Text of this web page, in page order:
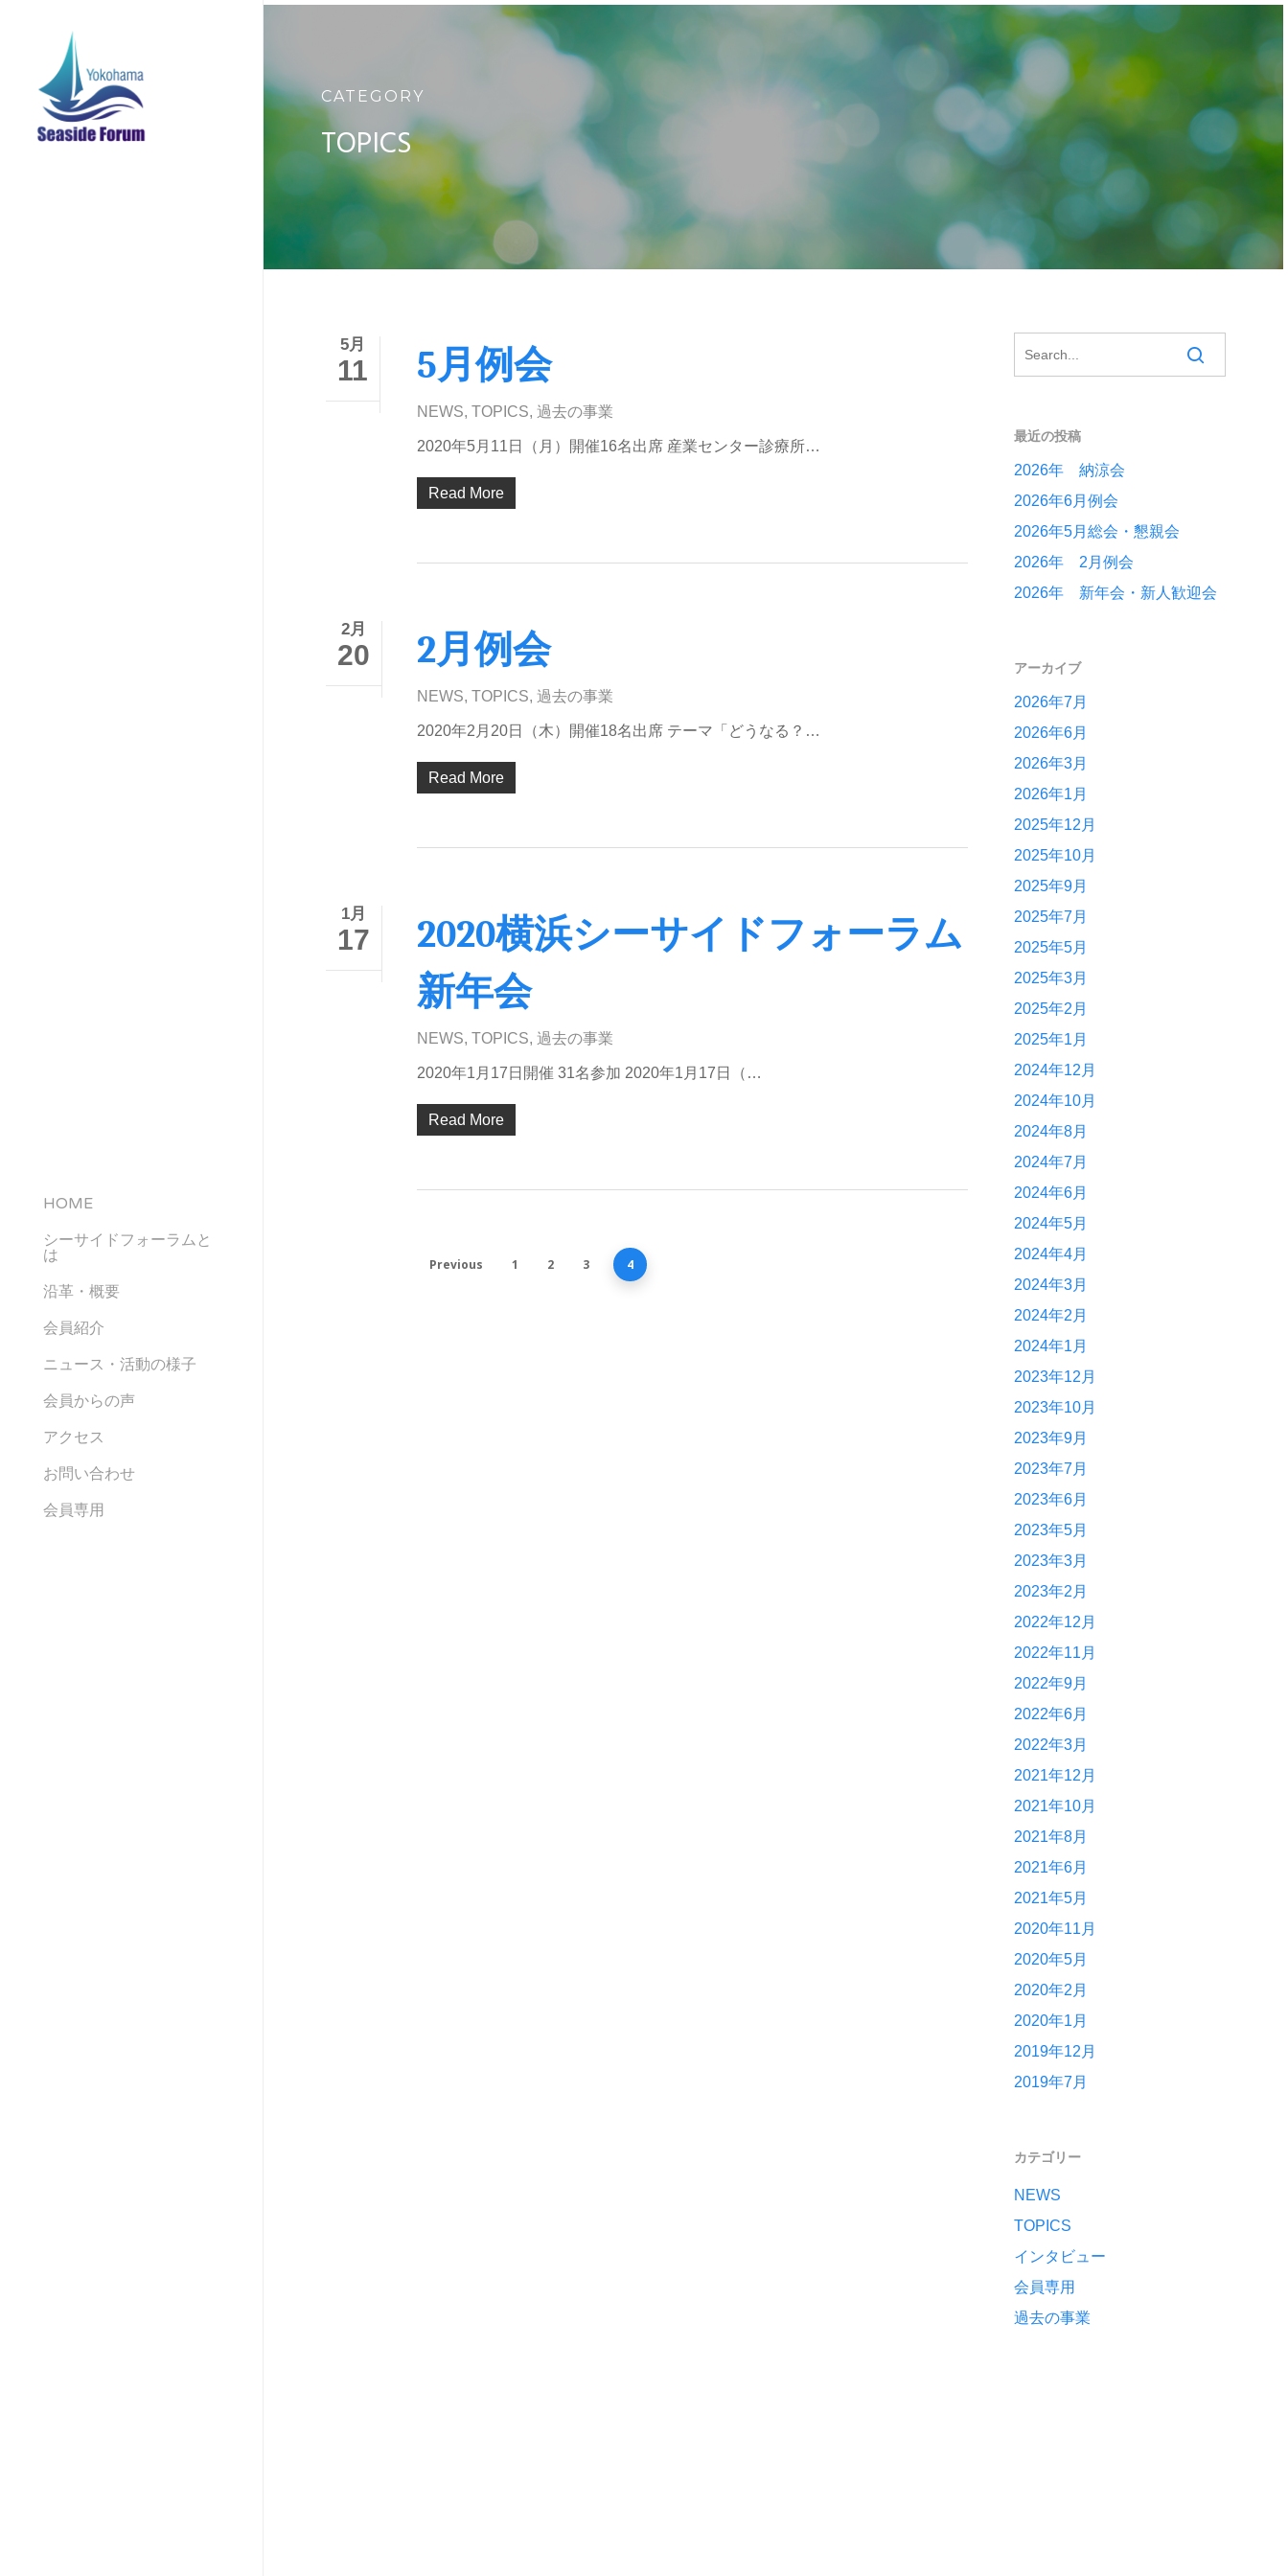
content
HOME
シーサイドフォーラムと
は
沿革・概要
会員紹介
ニュース・活動の様子
会員からの声
アクセス
お問い合わせ
会員専用
CATEGORY
TOPICS
5月
11 5月例会
NEWS, TOPICS, 過去の事業
2020年5月11日（月）開催16名出席 産業センター診療所…
Read More
2月
20 2月例会
NEWS, TOPICS, 過去の事業
2020年2月20日（木）開催18名出席 テーマ「どうなる？…
Read More
1月
17
2020横浜シーサイドフォーラム
新年会
NEWS, TOPICS, 過去の事業
2020年1月17日開催 31名参加 2020年1月17日（…
Read More
Previous 1 2 3 4
最近の投稿
2026年 納涼会
2026年6月例会
2026年5月総会・懇親会
2026年 2月例会
2026年 新年会・新人歓迎会
アーカイブ
2026年7月
2026年6月
2026年3月
2026年1月
2025年12月
2025年10月
2025年9月
2025年7月
2025年5月
2025年3月
2025年2月
2025年1月
2024年12月
2024年10月
2024年8月
2024年7月
2024年6月
2024年5月
2024年4月
2024年3月
2024年2月
2024年1月
2023年12月
2023年10月
2023年9月
2023年7月
2023年6月
2023年5月
2023年3月
2023年2月
2022年12月
2022年11月
2022年9月
2022年6月
2022年3月
2021年12月
2021年10月
2021年8月
2021年6月
2021年5月
2020年11月
2020年5月
2020年2月
2020年1月
2019年12月
2019年7月
カテゴリー
NEWS
TOPICS
インタビュー
会員専用
過去の事業